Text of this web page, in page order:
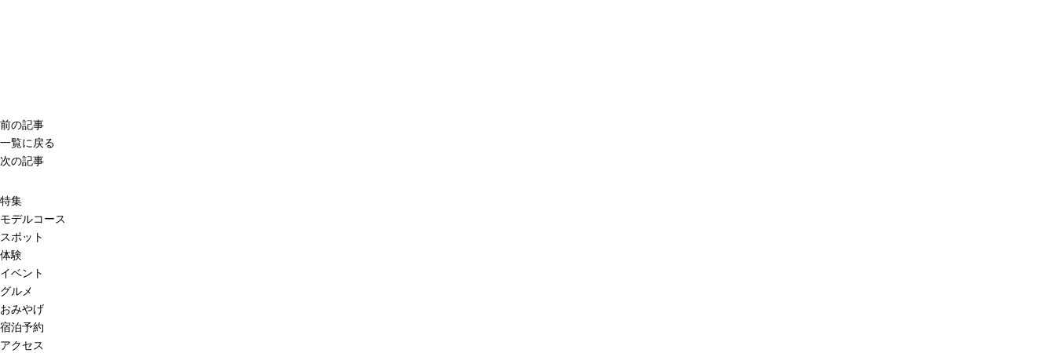
前の記事
一覧に戻る
次の記事
特集
モデルコース
スポット
体験
イベント
グルメ
おみやげ
宿泊予約
アクセス